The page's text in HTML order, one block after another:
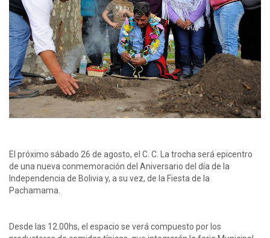
El próximo sábado 26 de agosto, el C. C. La trocha será epicentro
de una nueva conmemoración del Aniversario del día de la
Independencia de Bolivia y, a su vez, de la Fiesta de la
Pachamama.
Desde las 12.00hs, el espacio se verá compuesto por los